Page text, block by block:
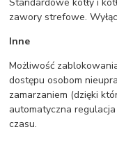
zawory strefowe.
Inne
Możliwość
dostępu osobom
zamarzaniem (dzięki
automatyczna
czasu.